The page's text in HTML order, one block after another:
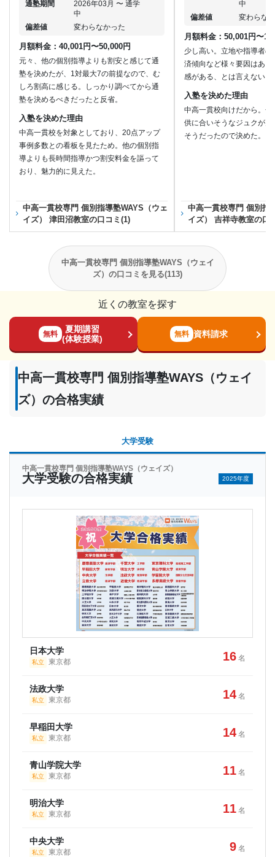
通塾期間
2026年03月 〜 通学
中
偏差値
変わらなかった
月額料金：40,001円〜50,000円
元々、他の個別指導よりも割安と感じて通
塾を決めたが、1対最大7の前提なので、む
しろ割高に感じる。しっかり調べてから通
塾を決めるべきだったと反省。
入塾を決めた理由
中高一貫校を対象としており、20点アップ
事例多数との看板を見たため。他の個別指
導よりも長時間指導かつ割安料金を謳って
おり、魅力的に見えた。
中高一貫校専門 個別指導塾WAYS（ウェ
イズ） 津田沼教室の口コミ(1)
中
偏差値
変わらな
月額料金：50,001円〜
少し高い。立地や指導者
済傾向など様々要因はある
感がある、とは言えない。
入塾を決めた理由
中高一貫校向けだから。色
供に合いそうなジュクが見
そうだったので決めた。
中高一貫校専門 個別指
イズ） 吉祥寺教室の口
中高一貫校専門 個別指導塾WAYS（ウェイ
ズ）の口コミを見る(113)
近くの教室を探す
無料
夏期講習
(体験授業)
無料 資料請求
中高一貫校専門 個別指導塾WAYS（ウェイ
ズ）の合格実績
大学受験
中高一貫校専門 個別指導塾WAYS（ウェイズ）
大学受験の合格実績 2025年度
日本大学
私立 東京都 16 名
法政大学
私立 東京都 14 名
早稲田大学
私立 東京都 14 名
青山学院大学
私立 東京都 11 名
明治大学
私立 東京都 11 名
中央大学
私立 東京都 9 名